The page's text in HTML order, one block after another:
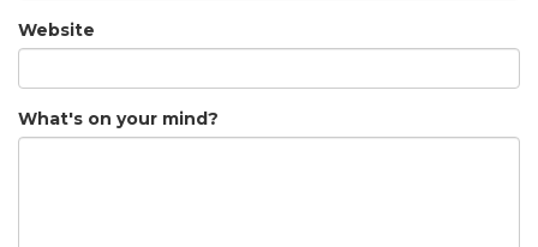
Website
What's on your mind?